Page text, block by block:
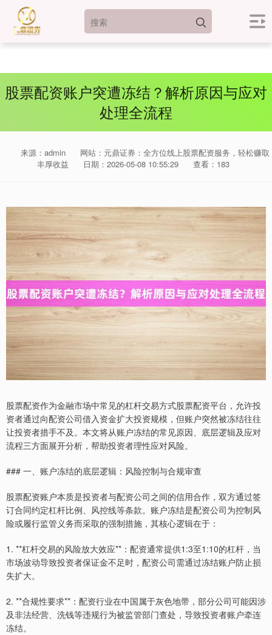
股票配资账户突遭冻结？解析原因与应对
处理全流程
来源：admin
网站：元鼎证券：全方位线上股票配资服务，轻松赚取
丰厚收益
日期：2026-05-08 10:55:29 查看：183
股票配资作为金融市场中常见的杠杆交易方式股票配资平台，允许投
资者通过向配资公司借入资金扩大投资规模，但账户突然被冻结往往
让投资者措手不及。本文将从账户冻结的常见原因、底层逻辑及应对
流程三方面展开分析，帮助投资者理性应对风险。
### 一、账户冻结的底层逻辑：风险控制与合规审查
股票配资账户本质是投资者与配资公司之间的信用合作，双方通过签
订合同约定杠杆比例、风控线等条款。账户冻结是配资公司为控制风
险或履行监管义务而采取的强制措施，其核心逻辑在于：
1. **杠杆交易的风险放大效应**：配资通常提供1:3至1:10的杠杆，当
市场波动导致投资者保证金不足时，配资公司需通过冻结账户防止损
失扩大。
2. **合规性要求**：配资行业在中国属于灰色地带，部分公司可能因涉
及非法经营、洗钱等违规行为被监管部门查处，导致投资者账户牵连
冻结。